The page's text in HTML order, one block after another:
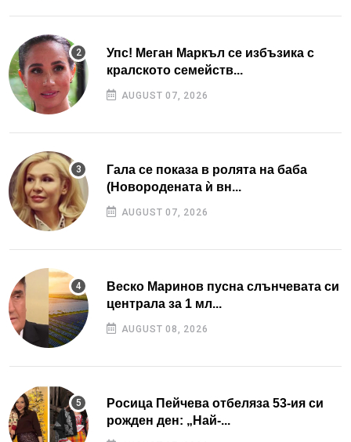
Упс! Меган Маркъл се избъзика с
кралското семейств...
AUGUST 07, 2026
Гала се показа в ролята на баба
(Новородената ѝ вн...
AUGUST 07, 2026
Веско Маринов пусна слънчевата си
централа за 1 мл...
AUGUST 08, 2026
Росица Пейчева отбеляза 53-ия си
рожден ден: „Най-...